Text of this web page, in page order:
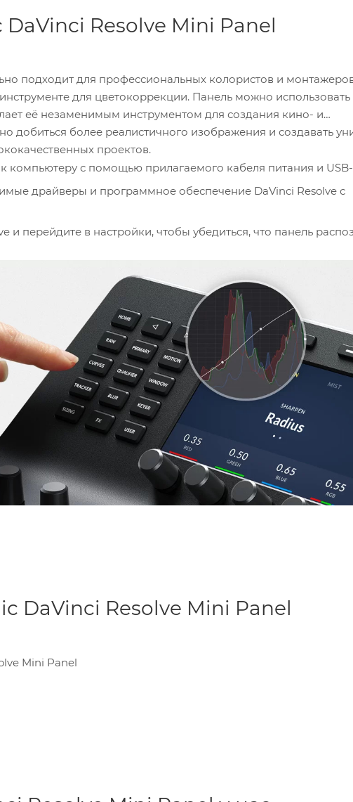
Resolve Mini Panel
подходит для профессиональных колористов и
для цветокоррекции. Панель можно использовать
её незаменимым инструментом для создания кино- и
добиться более реалистичного изображения и создавать
проектов.
компьютеру с помощью прилагаемого кабеля питания и
драйверы и программное обеспечение DaVinci Resolve с
и перейдите в настройки, чтобы убедиться, что панель
высокоточных трекбола для управления параметрами Lift,
цвета и экспозиции.
круглых ручек для тонкой настройки основных параметров
и баланс белого.
клавиши для переключения между различными
режиме.
18 кнопок с правой стороны панели для управления
и доступом к дополнительным функциям.
DaVinci Resolve Mini Panel
Mini Panel